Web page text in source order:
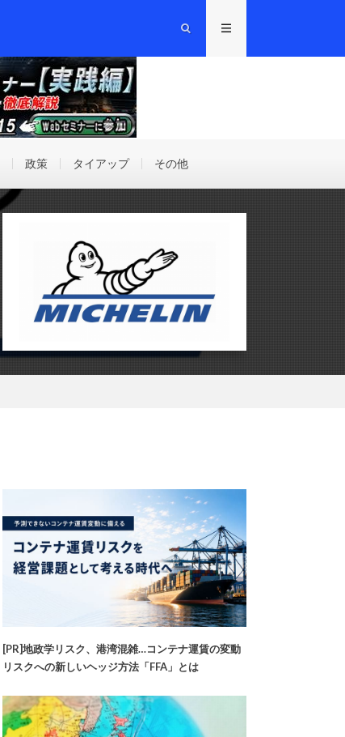
政策 タイアップ その他
[PR]地政学リスク、港湾混雑…コンテナ運賃の変動
リスクへの新しいヘッジ方法「FFA」とは